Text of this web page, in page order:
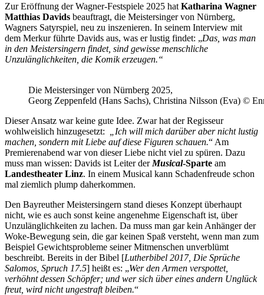
Zur Eröffnung der Wagner-Festspiele 2025 hat Katharina Wagner
Matthias Davids beauftragt, die Meistersinger von Nürnberg,
Wagners Satyrspiel, neu zu inszenieren. In seinem Interview mit
dem Merkur führte Davids aus, was er lustig findet: „Das, was man
in den Meistersingern findet, sind gewisse menschliche
Unzulänglichkeiten, die Komik erzeugen.“
Die Meistersinger von Nürnberg 2025,
Georg Zeppenfeld (Hans Sachs), Christina Nilsson (Eva) ©
Dieser Ansatz war keine gute Idee. Zwar hat der Regisseur
wohlweislich hinzugesetzt:
„Ich will mich darüber aber nicht lustig
machen, sondern mit Liebe auf diese Figuren schauen.“ Am
Premierenabend war von dieser Liebe nicht viel zu spüren. Dazu
muss man wissen: Davids ist Leiter der Musical-Sparte am
Landestheater Linz. In einem Musical kann Schadenfreude schon
mal ziemlich plump daherkommen.
Den Bayreuther Meistersingern stand dieses Konzept überhaupt
nicht, wie es auch sonst keine angenehme Eigenschaft ist, über
Unzulänglichkeiten zu lachen. Da muss man gar kein Anhänger der
Woke-Bewegung sein, die gar keinen Spaß versteht, wenn man zum
Beispiel Gewichtsprobleme seiner Mitmenschen unverblümt
beschreibt. Bereits in der Bibel [Lutherbibel 2017, Die Sprüche
Salomos, Spruch 17.5] heißt es: „Wer den Armen verspottet,
verhöhnt dessen Schöpfer; und wer sich über eines andern Unglück
freut, wird nicht ungestraft bleiben.“